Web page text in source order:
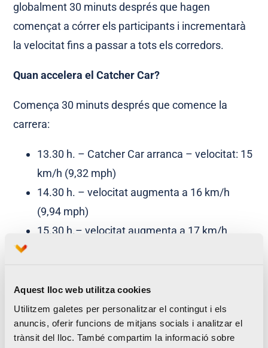
Aquest lloc web utilitza cookies
Utilitzem galetes per personalitzar el contingut i els
anuncis, oferir funcions de mitjans socials i analitzar el
trànsit del lloc. També compartim la informació sobre
globalment 30 minuts després que hagen
començat a córrer els participants i incrementarà
la velocitat fins a passar a tots els corredors.
Quan accelera el Catcher Car?
Comença 30 minuts després que comence la
carrera:
13.30 h. – Catcher Car arranca – velocitat: 15
km/h (9,32 mph)
14.30 h. – velocitat augmenta a 16 km/h
(9,94 mph)
15.30 h.– velocitat augmenta a 17 km/h
(12,43 mph)
18.30 h. – velocitat augmenta a 35 km/h
(21,75 mph)